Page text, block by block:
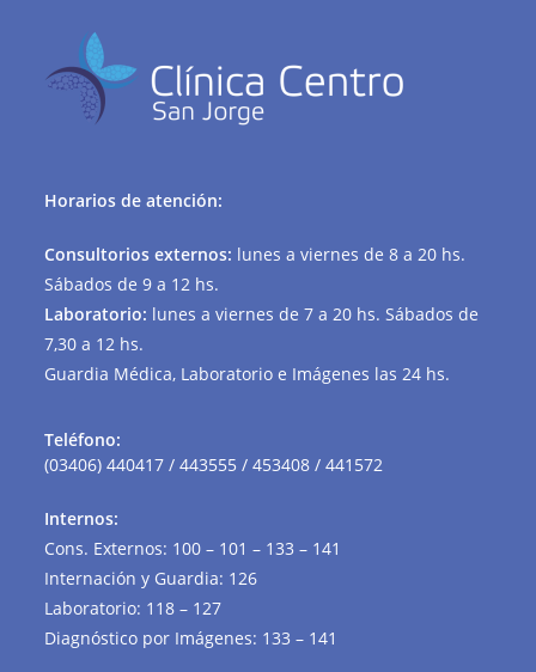
Horarios de atención:
Consultorios externos: lunes a viernes de 8 a 20 hs.
Sábados de 9 a 12 hs.
Laboratorio: lunes a viernes de 7 a 20 hs. Sábados de
7,30 a 12 hs.
Guardia Médica, Laboratorio e Imágenes las 24 hs.
Teléfono:
(03406) 440417 / 443555 / 453408 / 441572
Internos:
Cons. Externos: 100 – 101 – 133 – 141
Internación y Guardia: 126
Laboratorio: 118 – 127
Diagnóstico por Imágenes: 133 – 141